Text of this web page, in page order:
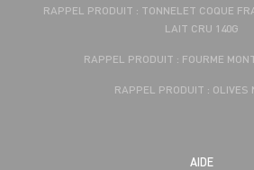
RAPPEL PRODUIT : TONNELET COQUE
LAIT CRU 140G
RAPPEL PRODUIT : FOURME
RAPPEL PRODUIT : OLIVES
AIDE